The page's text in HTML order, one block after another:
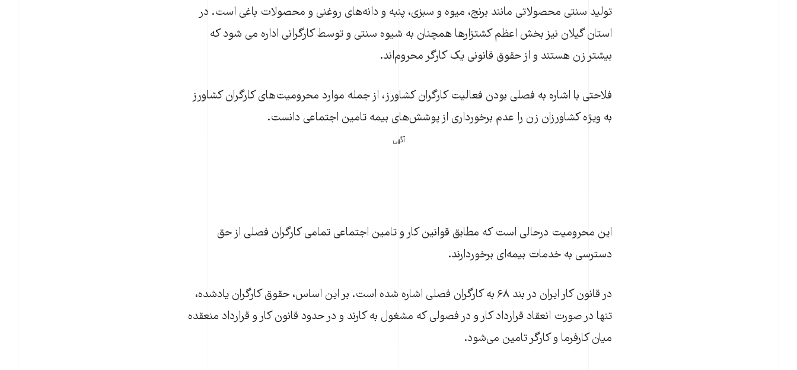
تولید سنتی محصولاتی مانند برنج، میوه و سبزی، پنبه و دانه‌های روغنی و محصولات باغی است. در
استان گیلان نیز بخش اعظم کشتزار‌ها همچنان به شیوه سنتی و توسط کارگرانی اداره می شود که
بیشتر زن هستند و از حقوق قانونی یک کارگر محروم‌اند.
فلاحتی با اشاره به فصلی بودن فعالیت کارگران کشاورز، از جمله موارد محرومیت‌های کارگران کشاورز
به ویژه کشاورزان زن را عدم برخورداری از پوشش‌های بیمه تامین اجتماعی دانست.
آگهی
این محرومیت درحالی است که مطابق قوانین کار و تامین اجتماعی تمامی کارگران فصلی از حق
دسترسی به خدمات بیمه‌ای برخوردارند.
در قانون کار ایران در بند ۶۸ به کارگران فصلی اشاره شده است. بر این اساس، حقوق کارگران یادشده،
تنها در صورت انعقاد قرارداد کار و در فصولی که مشغول به کارند و در حدود قانون کار و قرارداد منعقده
میان کارفرما و کارگر تامین می‌شود.